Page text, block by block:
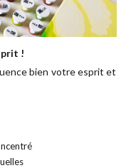
!
bien votre esprit et